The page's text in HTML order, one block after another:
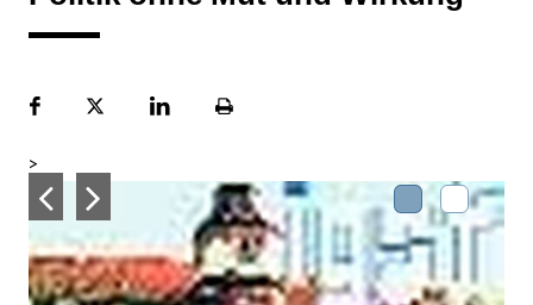
FacebookPlattformLinekdInSeite
>